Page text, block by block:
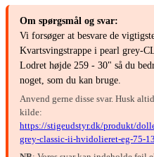
Om spørgsmål og svar:
Vi forsøger at besvare de
Kvartsvingstrappe i pearl grey-
Lodret højde 259 - 30" så du
noget, som du kan bruge.
Anvend gerne disse svar. Husk
kilde:
https://stigeudstyr.dk/produkt/
grey-classic-ii-hvidolieret-eg-75-